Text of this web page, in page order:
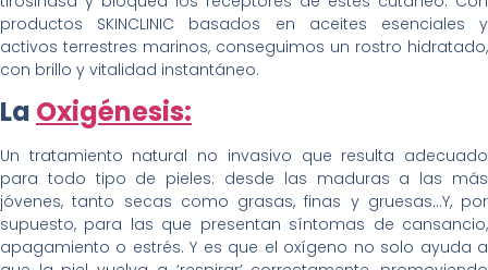
productos SKINCLINIC basados en aceites esenciales y
activos terrestres marinos, conseguimos un rostro hidratado,
con brillo y vitalidad instantáneo.
La Oxigénesis:
Un tratamiento natural no invasivo que resulta adecuado
para todo tipo de pieles: desde las maduras a las más
jóvenes, tanto secas como grasas, finas y gruesas…Y, por
supuesto, para las que presentan síntomas de cansancio,
apagamiento o estrés. Y es que el oxígeno no solo ayuda a